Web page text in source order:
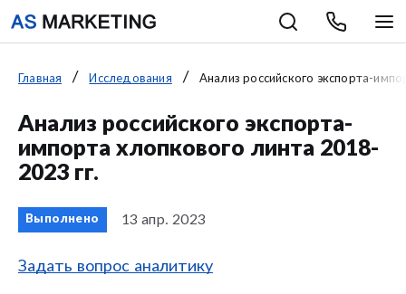
Главная Исследования Анализ российского экспорта-
Анализ российского экспорта-
импорта хлопкового линта 2018-
2023 гг.
Выполнено 13 апр. 2023
Задать вопрос аналитику